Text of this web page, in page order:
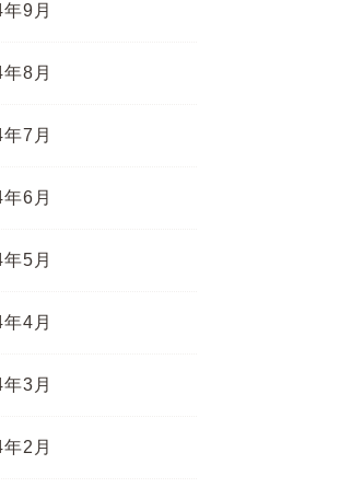
9月
8月
7月
6月
5月
4月
3月
2月